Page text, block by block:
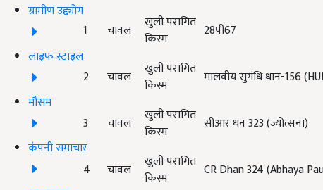
ग्रामीण उद्द्योग
लाइफ स्टाइल
मौसम
कंपनी समाचार
1
चावल
खुली परागित
किस्म
28पी67
2 चावल
खुली परागित
किस्म
मालवीय सुगंधि धान-156
3 चावल
खुली परागित
किस्म
सीआर धन 323 (ज्योत्सना)
4 चावल
खुली परागित
किस्म
CR Dhan 324 (Abhaya